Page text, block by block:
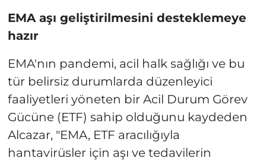
EMA aşı geliştirilmesini desteklemeye
hazır
EMA'nın pandemi, acil halk sağlığı ve bu
tür belirsiz durumlarda düzenleyici
faaliyetleri yöneten bir Acil Durum Görev
Gücüne (ETF) sahip olduğunu kaydeden
Alcazar, "EMA, ETF aracılığıyla
hantavirüsler için aşı ve tedavilerin